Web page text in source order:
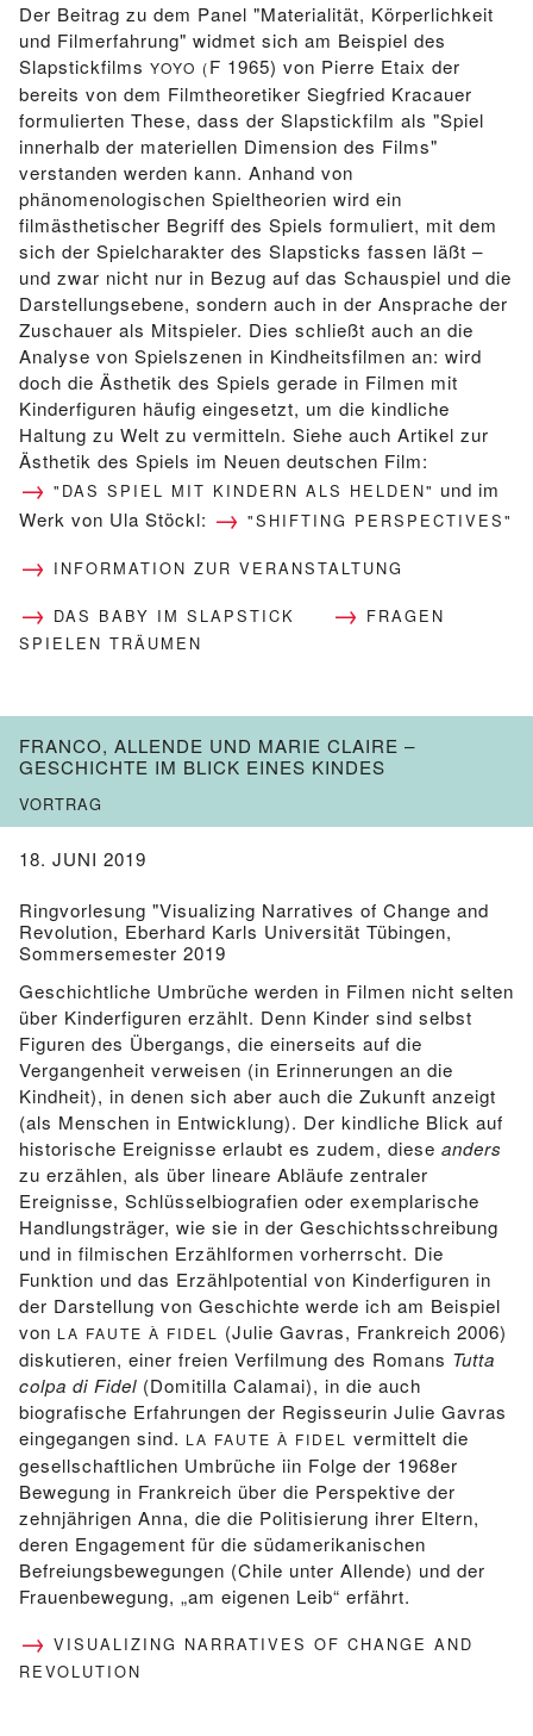
Der Beitrag zu dem Panel "Materialität, Körperlichkeit
und Filmerfahrung" widmet sich am Beispiel des
Slapstickfilms YOYO (F 1965) von Pierre Etaix der
bereits von dem Filmtheoretiker Siegfried Kracauer
formulierten These, dass der Slapstickfilm als "Spiel
innerhalb der materiellen Dimension des Films"
verstanden werden kann. Anhand von
phänomenologischen Spieltheorien wird ein
filmästhetischer Begriff des Spiels formuliert, mit dem
sich der Spielcharakter des Slapsticks fassen läßt –
und zwar nicht nur in Bezug auf das Schauspiel und die
Darstellungsebene, sondern auch in der Ansprache der
Zuschauer als Mitspieler. Dies schließt auch an die
Analyse von Spielszenen in Kindheitsfilmen an: wird
doch die Ästhetik des Spiels gerade in Filmen mit
Kinderfiguren häufig eingesetzt, um die kindliche
Haltung zu Welt zu vermitteln. Siehe auch Artikel zur
Ästhetik des Spiels im Neuen deutschen Film:
"DAS SPIEL MIT KINDERN ALS HELDEN" und im
Werk von Ula Stöckl:
"SHIFTING PERSPECTIVES"
INFORMATION ZUR VERANSTALTUNG
DAS BABY IM SLAPSTICK
FRAGEN
SPIELEN TRÄUMEN
FRANCO, ALLENDE UND MARIE CLAIRE –
GESCHICHTE IM BLICK EINES KINDES
VORTRAG
18. JUNI 2019
Ringvorlesung "Visualizing Narratives of Change and
Revolution, Eberhard Karls Universität Tübingen,
Sommersemester 2019
Geschichtliche Umbrüche werden in Filmen nicht selten
über Kinderfiguren erzählt. Denn Kinder sind selbst
Figuren des Übergangs, die einerseits auf die
Vergangenheit verweisen (in Erinnerungen an die
Kindheit), in denen sich aber auch die Zukunft anzeigt
(als Menschen in Entwicklung). Der kindliche Blick auf
historische Ereignisse erlaubt es zudem, diese anders
zu erzählen, als über lineare Abläufe zentraler
Ereignisse, Schlüsselbiografien oder exemplarische
Handlungsträger, wie sie in der Geschichtsschreibung
und in filmischen Erzählformen vorherrscht. Die
Funktion und das Erzählpotential von Kinderfiguren in
der Darstellung von Geschichte werde ich am Beispiel
von LA FAUTE À FIDEL
(Julie Gavras, Frankreich 2006)
diskutieren, einer freien Verfilmung des Romans Tutta
colpa di Fidel (Domitilla Calamai), in die auch
biografische Erfahrungen der Regisseurin Julie Gavras
eingegangen sind. LA FAUTE À FIDEL vermittelt die
gesellschaftlichen Umbrüche iin Folge der 1968er
Bewegung in Frankreich über die Perspektive der
zehnjährigen Anna, die die Politisierung ihrer Eltern,
deren Engagement für die südamerikanischen
Befreiungsbewegungen (Chile unter Allende) und der
Frauenbewegung, „am eigenen Leib“ erfährt.
VISUALIZING NARRATIVES OF CHANGE AND
REVOLUTION